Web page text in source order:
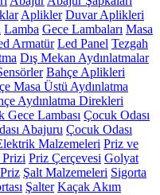
Aplikler Duvar Aplikleri
Lamba Gece Lambaları Masa
Armatür Led Panel Tezgah
Dış Mekan Aydınlatmalar
Bahçe Aplikleri
Masa Üstü Aydınlatma
Aydınlatma Direkleri
Gece Lambası Çocuk Odası
Abajuru Çocuk Odası
Malzemeleri Priz ve
Priz Çerçevesi Golyat
Şalt Malzemeleri Sigorta
Şalter Kaçak Akım